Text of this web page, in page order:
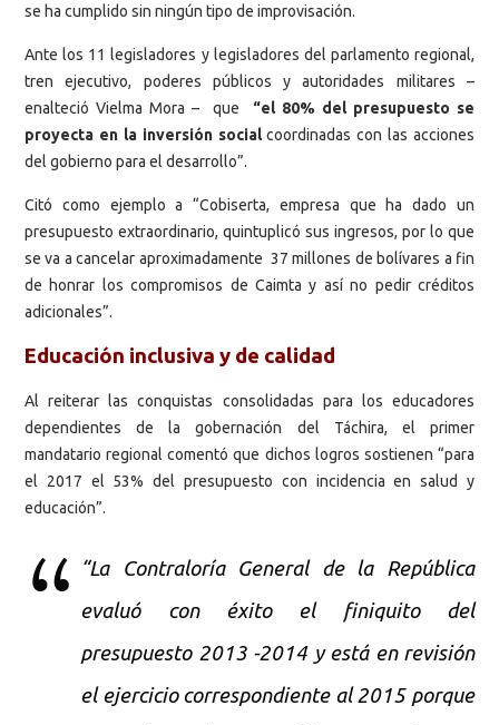
se ha cumplido sin ningún tipo de improvisación.
Ante los 11 legisladores y legisladores del parlamento regional,
tren ejecutivo, poderes públicos y autoridades militares –
enalteció Vielma Mora – que “el 80% del presupuesto se
proyecta en la inversión socialcoordinadas con las acciones
del gobierno para el desarrollo”.
Citó como ejemplo a “Cobiserta, empresa que ha dado un
presupuesto extraordinario, quintuplicó sus ingresos, por lo que
se va a cancelar aproximadamente 37 millones de bolívares a fin
de honrar los compromisos de Caimta y así no pedir créditos
adicionales”.
Educación inclusiva y de calidad
Al reiterar las conquistas consolidadas para los educadores
dependientes de la gobernación del Táchira, el primer
mandatario regional comentó que dichos logros sostienen “para
el 2017 el 53% del presupuesto con incidencia en salud y
educación”.
“La Contraloría General de la República
evaluó con éxito el finiquito del
presupuesto 2013 -2014 y está en revisión
el ejercicio correspondiente al 2015 porque